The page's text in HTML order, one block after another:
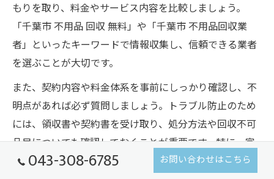
もりを取り、料金やサービス内容を比較しましょう。
「千葉市 不用品 回収 無料」や「千葉市 不用品回収業
者」といったキーワードで情報収集し、信頼できる業者
を選ぶことが大切です。
また、契約内容や料金体系を事前にしっかり確認し、不
明点があれば必ず質問しましょう。トラブル防止のため
には、領収書や契約書を受け取り、処分方法や回収不可
品目についても確認しておくことが重要です。特に、家
電製品や危険物は自治体や業者ごとに対応が異なりま
043-308-6785 お問い合わせはこちら